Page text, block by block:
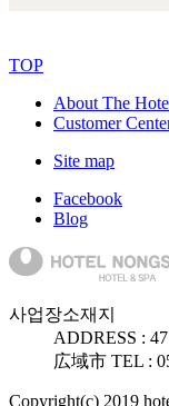
TOP
About The
Customer
Site map
Facebook
Blog
사업장소재지
ADDRESS :
広域市 TEL :
Copyright(c) 2019